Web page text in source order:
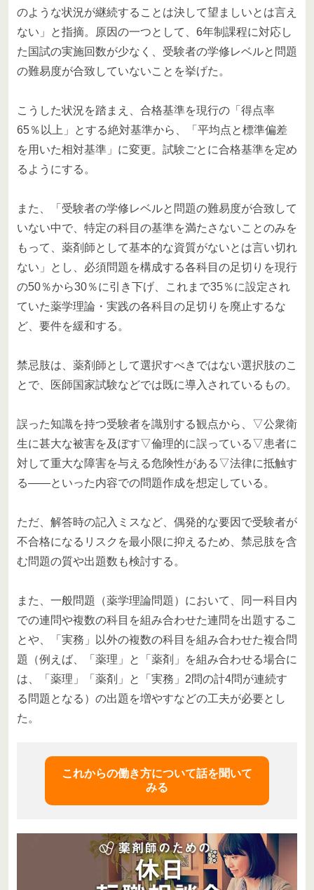
のような状況が継続することは決して望ましいとは言え
ない」と指摘。原因の一つとして、6年制課程に対応し
た国試の実施回数が少なく、受験者の学修レベルと問題
の難易度が合致していないことを挙げた。
こうした状況を踏まえ、合格基準を現行の「得点率
65％以上」とする絶対基準から、「平均点と標準偏差
を用いた相対基準」に変更。試験ごとに合格基準を定め
るようにする。
また、「受験者の学修レベルと問題の難易度が合致して
いない中で、特定の科目の基準を満たさないことのみを
もって、薬剤師として基本的な資質がないとは言い切れ
ない」とし、必須問題を構成する各科目の足切りを現行
の50％から30％に引き下げ、これまで35％に設定され
ていた薬学理論・実践の各科目の足切りを廃止するな
ど、要件を緩和する。
禁忌肢は、薬剤師として選択すべきではない選択肢のこ
とで、医師国家試験などでは既に導入されているもの。
誤った知識を持つ受験者を識別する観点から、▽公衆衛
生に甚大な被害を及ぼす▽倫理的に誤っている▽患者に
対して重大な障害を与える危険性がある▽法律に抵触す
る――といった内容での問題作成を想定している。
ただ、解答時の記入ミスなど、偶発的な要因で受験者が
不合格になるリスクを最小限に抑えるため、禁忌肢を含
む問題の質や出題数も検討する。
また、一般問題（薬学理論問題）において、同一科目内
での連問や複数の科目を組み合わせた連問を出題するこ
とや、「実務」以外の複数の科目を組み合わせた複合問
題（例えば、「薬理」と「薬剤」を組み合わせる場合に
は、「薬理」「薬剤」と「実務」2問の計4問が連続す
る問題となる）の出題を増やすなどの工夫が必要とし
た。
これからの働き方について話を聞いて
みる